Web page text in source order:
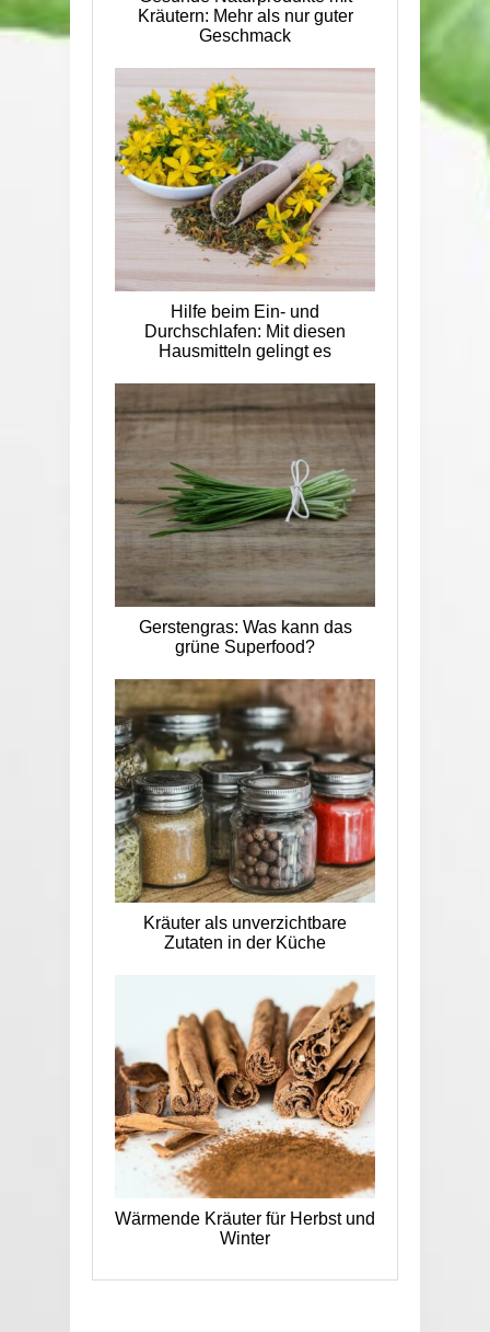
Kräutern: Mehr als nur guter
Geschmack
Hilfe beim Ein- und
Durchschlafen: Mit diesen
Hausmitteln gelingt es
Gerstengras: Was kann das
grüne Superfood?
Kräuter als unverzichtbare
Zutaten in der Küche
Wärmende Kräuter für Herbst und
Winter